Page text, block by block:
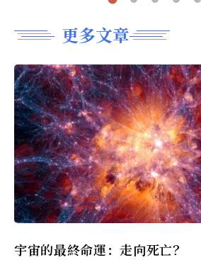
更多文章
宇宙的最終命運：走向死亡？